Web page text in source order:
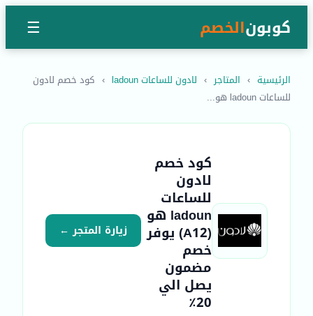
كوبونالخصم ☰
الرئيسية › المتاجر › لادون للساعات ladoun › كود خصم لادون
للساعات ladoun هو...
كود خصم
لادون
للساعات
ladoun هو
(A12) يوفر
خصم
مضمون
يصل الي
20٪
زيارة المتجر ←